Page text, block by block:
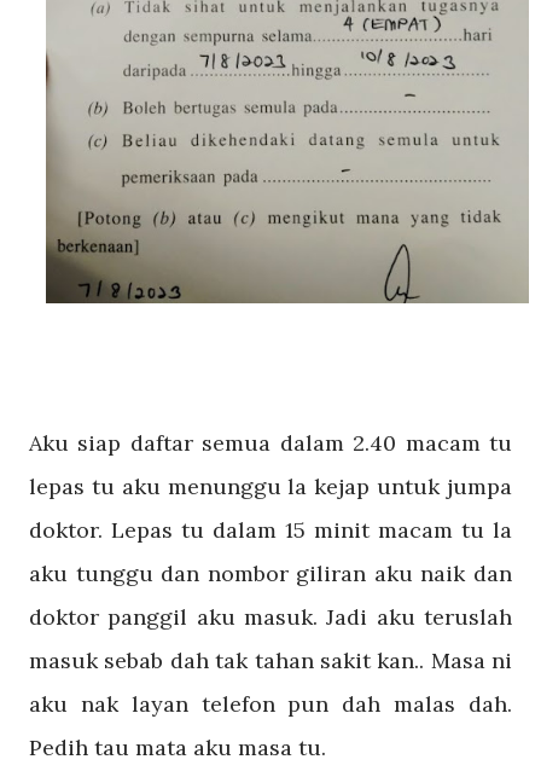
Aku siap daftar semua dalam 2.40 macam tu
lepas tu aku menunggu la kejap untuk jumpa
doktor. Lepas tu dalam 15 minit macam tu la
aku tunggu dan nombor giliran aku naik dan
doktor panggil aku masuk. Jadi aku teruslah
masuk sebab dah tak tahan sakit kan.. Masa ni
aku nak layan telefon pun dah malas dah.
Pedih tau mata aku masa tu.